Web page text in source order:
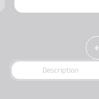
Description